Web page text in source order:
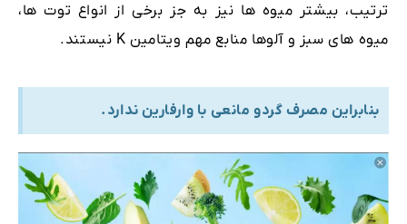
ترتیب، بیشتر میوه ها نيز به جز برخى از انواع توت ها،
میوه های سبز و آلوها منابع مهم ویتامین K نیستند.
بنابراین مصرف گردو مانعی با وارفارین ندارد.